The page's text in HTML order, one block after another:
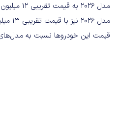
مدل
قیمت این خودروها نسبت به